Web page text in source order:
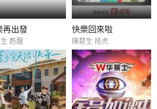
再出發
甦醒
快樂回來啦
陳楚生 陸虎